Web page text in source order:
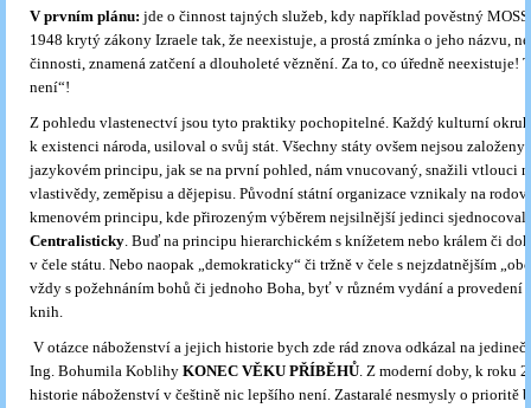
V prvním plánu: jde o činnost tajných služeb, kdy například pověstný
1948 krytý zákony Izraele tak, že neexistuje, a prostá zmínka o jeho názvu,
činnosti, znamená zatčení a dlouholeté věznění. Za to, co úředně neexistuje!
není“!
Z pohledu vlastenectví jsou tyto praktiky pochopitelné. Každý kulturní
k existenci národa, usiloval o svůj stát. Všechny státy ovšem nejsou založeny
jazykovém principu, jak se na první pohled, nám vnucovaný, snažili vtlouci
vlastivědy, zeměpisu a dějepisu. Původní státní organizace vznikaly na
kmenovém principu, kde přirozeným výběrem nejsilnější jedinci
Centralisticky. Buď na principu hierarchickém s knížetem nebo králem či
v čele státu. Nebo naopak „demokraticky“ či tržně v čele s nejzdatnějším
vždy s požehnáním bohů či jednoho Boha, byť v různém vydání a provedení
knih.
V otázce náboženství a jejich historie bych zde rád znova odkázal na
Ing. Bohumila Koblihy KONEC VĚKU PŘÍBĚHŮ. Z moderní doby, k roku
historie náboženství v češtině nic lepšího není. Zastaralé nesmysly o prioritě